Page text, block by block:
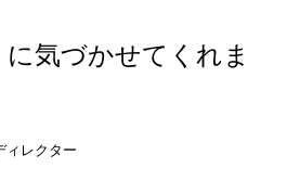
に気づかせてくれま
レクター